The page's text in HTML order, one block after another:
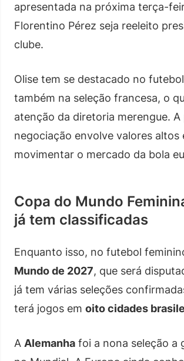
apresentada na próxima terça-
Florentino Pérez seja reeleito
clube.
Olise tem se destacado no
também na seleção francesa, o
atenção da diretoria merengue. A
negociação envolve valores altos
movimentar o mercado da bola
Copa do Mundo
já tem classificadas
Enquanto isso, no futebol
Mundo de 2027, que será
já tem várias seleções
terá jogos em oito cidades
A Alemanha foi a nona seleção a